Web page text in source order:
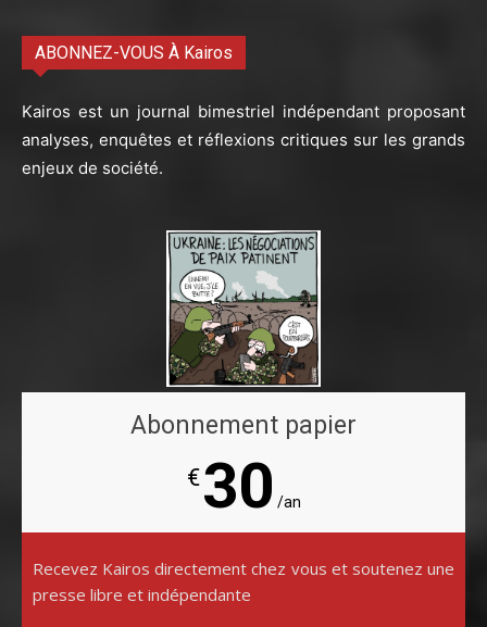
ABONNEZ-VOUS À Kairos
Kairos est un journal bimestriel indépendant proposant
analyses, enquêtes et réflexions critiques sur les grands
enjeux de société.
Abonnement papier
€30 /an
Recevez Kairos directement chez vous et soutenez une
presse libre et indépendante